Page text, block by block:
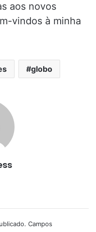
aos novos
vindos à minha
globo
Campos